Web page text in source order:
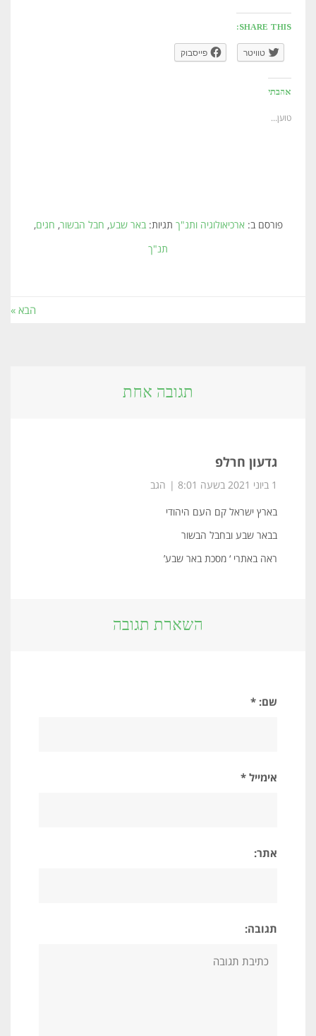
SHARE THIS:
טוויטר פייסבוק
אהבתי
טוען...
פורסם ב: ארכיאולוגיה ותנ"ך תגיות:באר שבע, חבל הבשור, חגים,
תנ"ך
הבא »
תגובה אחת
גדעון חרלפ
1 ביוני 2021 בשעה 8:01 הגב
בארץ ישראל קם העם היהודי
בבאר שבע ובחבל הבשור
ראה באתרי ‘ מסכת באר שבע’
השארת תגובה
שם: *
אימייל *
אתר:
תגובה: